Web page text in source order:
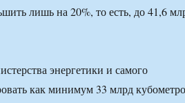
лишь на 20%, то есть, до 41,6
энергетики и самого
как минимум 33 млрд